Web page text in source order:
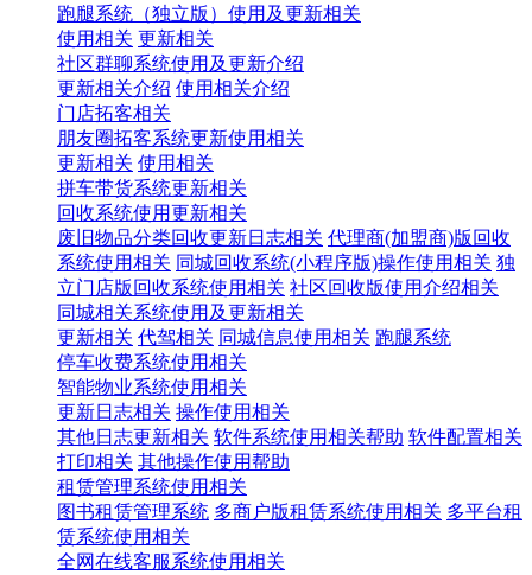
跑腿系统（独立版）使用及更新相关
使用相关 更新相关
社区群聊系统使用及更新介绍
更新相关介绍 使用相关介绍
门店拓客相关
朋友圈拓客系统更新使用相关
更新相关 使用相关
拼车带货系统更新相关
回收系统使用更新相关
废旧物品分类回收更新日志相关 代理商(加盟商)版回收
系统使用相关 同城回收系统(小程序版)操作使用相关 独
立门店版回收系统使用相关 社区回收版使用介绍相关
同城相关系统使用及更新相关
更新相关 代驾相关 同城信息使用相关 跑腿系统
停车收费系统使用相关
智能物业系统使用相关
更新日志相关 操作使用相关
其他日志更新相关 软件系统使用相关帮助 软件配置相关
打印相关 其他操作使用帮助
租赁管理系统使用相关
图书租赁管理系统 多商户版租赁系统使用相关 多平台租
赁系统使用相关
全网在线客服系统使用相关